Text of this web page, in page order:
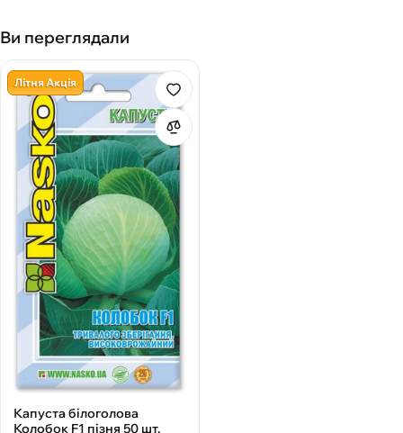
Ви переглядали
Літня Акція
Капуста білоголова
Колобок F1 пізня 50 шт,